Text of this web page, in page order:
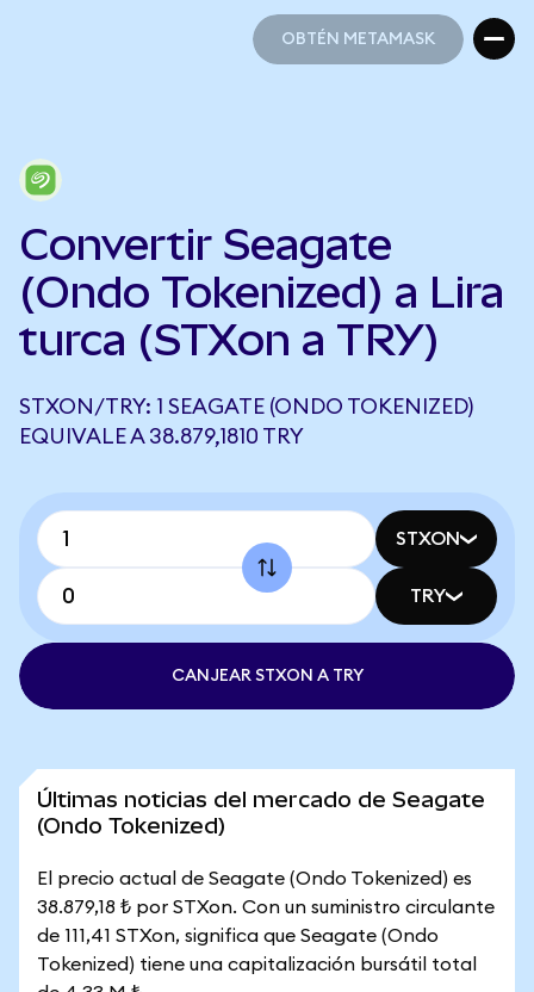
OBTÉN METAMASK
Convertir Seagate
(Ondo Tokenized) a Lira
turca (STXon a TRY)
STXON/TRY: 1 SEAGATE (ONDO TOKENIZED)
EQUIVALE A 38.879,1810 TRY
STXON
TRY
CANJEAR STXON A TRY
Últimas noticias del mercado de Seagate
(Ondo Tokenized)
El precio actual de Seagate (Ondo Tokenized) es
38.879,18 ₺ por STXon. Con un suministro circulante
de 111,41 STXon, significa que Seagate (Ondo
Tokenized) tiene una capitalización bursátil total